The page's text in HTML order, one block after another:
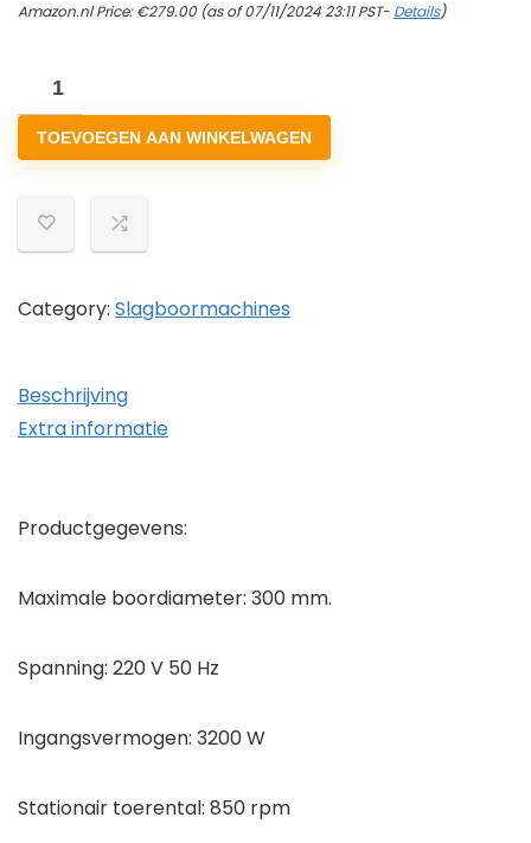
Amazon.nl Price:€279.00(as of 07/11/2024 23:11 PST- Details)
Kernboorset,
diameter
300
3200
W,
V,
kernboor,
verticale
boor,
boren…
TOEVOEGEN AAN WINKELWAGEN
Category: Slagboormachines
Beschrijving
Extra informatie
Productgegevens:
Maximale boordiameter: 300 mm.
Spanning: 220 V 50 Hz
Ingangsvermogen: 3200 W
Stationair toerental: 850 rpm